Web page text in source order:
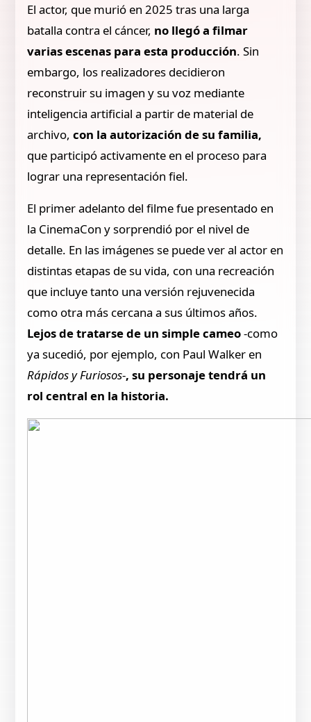
El actor, que murió en 2025 tras una larga
batalla contra el cáncer, no llegó a filmar
varias escenas para esta producción. Sin
embargo, los realizadores decidieron
reconstruir su imagen y su voz mediante
inteligencia artificial a partir de material de
archivo,con la autorización de su familia,
que participó activamente en el proceso para
lograr una representación fiel.
El primer adelanto del filme fue presentado en
la CinemaCon y sorprendió por el nivel de
detalle. En las imágenes se puede ver al actor en
distintas etapas de su vida, con una recreación
que incluye tanto una versión rejuvenecida
como otra más cercana a sus últimos años.
Lejos de tratarse de un simple cameo-como
ya sucedió, por ejemplo, con Paul Walker en
Rápidos y Furiosos-, su personaje tendrá un
rol central en la historia.